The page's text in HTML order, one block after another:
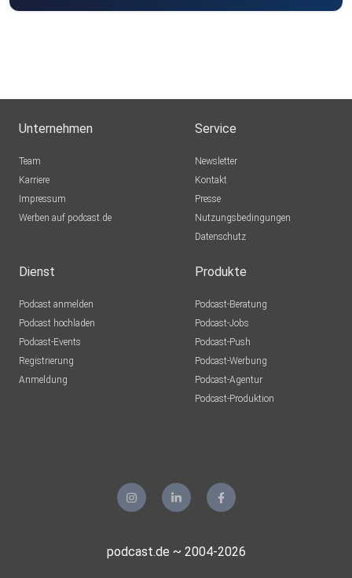
Unternehmen
Team
Karriere
Impressum
Werben auf podcast.de
Service
Newsletter
Kontakt
Presse
Nutzungsbedingungen
Datenschutz
Dienst
Podcast anmelden
Podcast hochladen
Podcast-Events
Registrierung
Anmeldung
Produkte
Podcast-Beratung
Podcast-Jobs
Podcast-Push
Podcast-Werbung
Podcast-Agentur
Podcast-Produktion
podcast.de ~ 2004-2026